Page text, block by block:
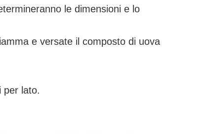
le dimensioni e lo
e versate il composto di uova
per lato.